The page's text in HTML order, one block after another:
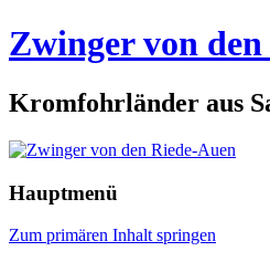
Zwinger von
Kromfohrländer aus
Hauptmenü
Zum primären Inhalt springen